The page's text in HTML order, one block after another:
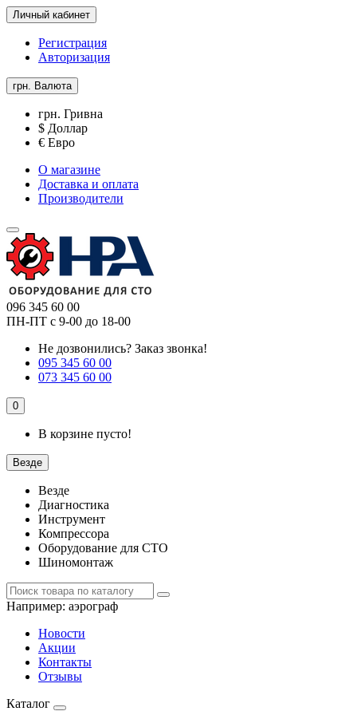
Личный кабинет
Регистрация
Авторизация
грн. Валюта
грн. Гривна
$ Доллар
€ Евро
О магазине
Доставка и оплата
Производители
096 345 60 00
ПН-ПТ с 9-00 до 18-00
Не дозвонились? Заказ звонка!
095 345 60 00
073 345 60 00
0
В корзине пусто!
Везде
Везде
Диагностика
Инструмент
Компрессора
Оборудование для СТО
Шиномонтаж
Например: аэрограф
Новости
Акции
Контакты
Отзывы
Каталог